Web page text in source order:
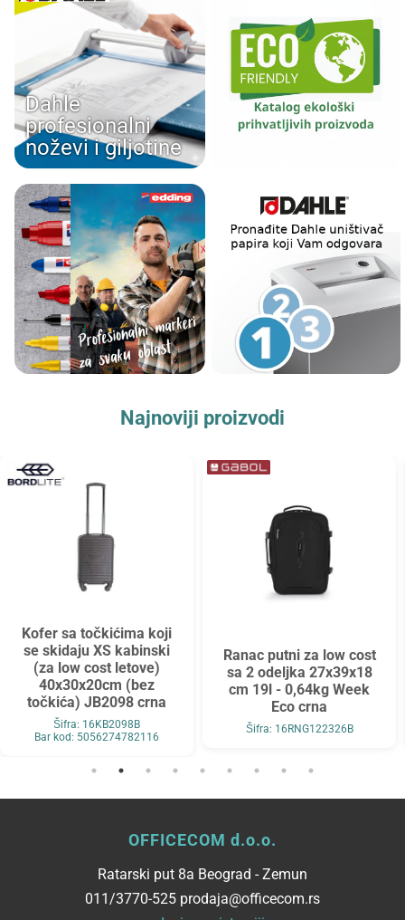
Dahle
profesionalni
noževi i giljotine
Najnoviji proizvodi
Kofer sa točkićima koji
se skidaju XS kabinski
(za low cost letove)
40x30x20cm (bez
točkića) JB2098 crna
Šifra: 16KB2098B
Bar kod: 5056274782116
Ranac putni za low cost
sa 2 odeljka 27x39x18
cm 19l - 0,64kg Week
Eco crna
Šifra: 16RNG122326B
OFFICECOM d.o.o.
Ratarski put 8a Beograd - Zemun
011/3770-525 prodaja@officecom.rs